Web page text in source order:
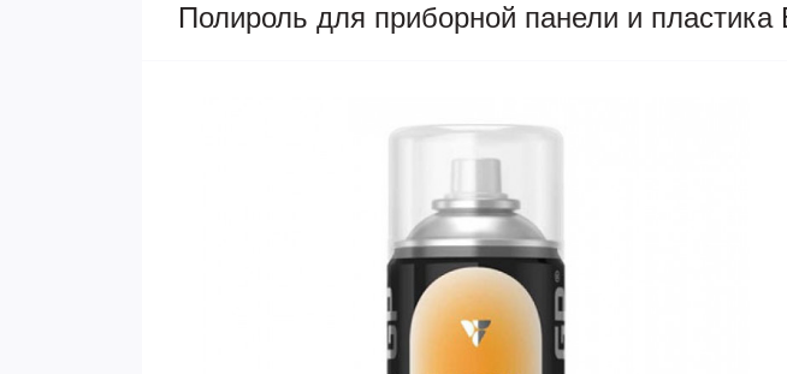
Полироль для приборной панели и